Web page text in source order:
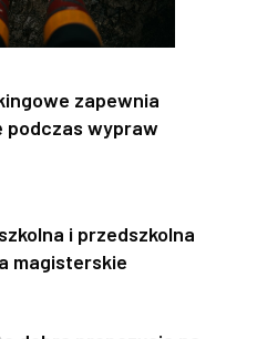
zapewnia
podczas wypraw
i przedszkolna
magisterskie